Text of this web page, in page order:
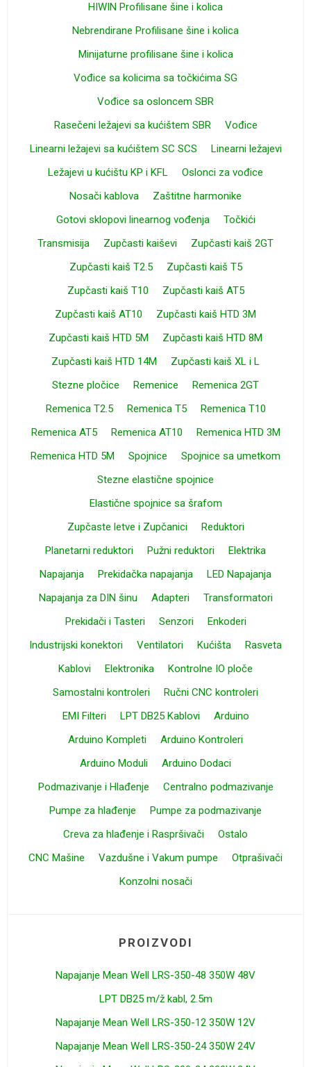
HIWIN Profilisane šine i kolica
Nebrendirane Profilisane šine i kolica
Minijaturne profilisane šine i kolica
Vođice sa kolicima sa točkićima SG
Vođice sa osloncem SBR
Rasečeni ležajevi sa kućištem SBR
Vođice
Linearni ležajevi sa kućištem SC SCS
Linearni ležajevi
Ležajevi u kućištu KP i KFL
Oslonci za vođice
Nosači kablova
Zaštitne harmonike
Gotovi sklopovi linearnog vođenja
Točkići
Transmisija
Zupčasti kaiševi
Zupčasti kaiš 2GT
Zupčasti kaiš T2.5
Zupčasti kaiš T5
Zupčasti kaiš T10
Zupčasti kaiš AT5
Zupčasti kaiš AT10
Zupčasti kaiš HTD 3M
Zupčasti kaiš HTD 5M
Zupčasti kaiš HTD 8M
Zupčasti kaiš HTD 14M
Zupčasti kaiš XL i L
Stezne pločice
Remenice
Remenica 2GT
Remenica T2.5
Remenica T5
Remenica T10
Remenica AT5
Remenica AT10
Remenica HTD 3M
Remenica HTD 5M
Spojnice
Spojnice sa umetkom
Stezne elastične spojnice
Elastične spojnice sa šrafom
Zupčaste letve i Zupčanici
Reduktori
Planetarni reduktori
Pužni reduktori
Elektrika
Napajanja
Prekidačka napajanja
LED Napajanja
Napajanja za DIN šinu
Adapteri
Transformatori
Prekidači i Tasteri
Senzori
Enkoderi
Industrijski konektori
Ventilatori Kućišta
Rasveta
Kablovi
Elektronika
Kontrolne IO ploče
Samostalni kontroleri
Ručni CNC kontroleri
EMI Filteri
LPT DB25 Kablovi
Arduino
Arduino Kompleti
Arduino Kontroleri
Arduino Moduli
Arduino Dodaci
Podmazivanje i Hlađenje
Centralno podmazivanje
Pumpe za hlađenje
Pumpe za podmazivanje
Creva za hlađenje i Raspršivači
Ostalo
CNC Mašine
Vazdušne i Vakum pumpe
Otprašivači
Konzolni nosači
PROIZVODI
Napajanje Mean Well LRS-350-48 350W 48V
LPT DB25 m/ž kabl, 2.5m
Napajanje Mean Well LRS-350-12 350W 12V
Napajanje Mean Well LRS-350-24 350W 24V